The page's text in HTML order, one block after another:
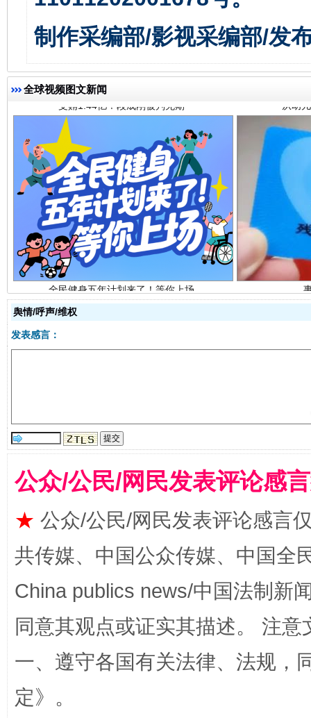
制作采编部/影视采编部/发
全球视频图文新闻
全民健身五年计划来了！等你上场
舆情/呼声/维权
发表感言：
公众/公民/网民发表评论感
★ 公众/公民/网民发表评论感言
共传媒、中国公众传媒、中国全
China publics news/中国法制新
同意其观点或证实其描述。 注
一、遵守各国有关法律、法规，
定》。